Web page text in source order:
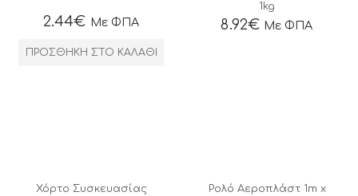
2.44€ Με ΦΠΑ
ΠΡΟΣΘΉΚΗ ΣΤΟ ΚΑΛΆΘΙ
1kg
8.92€ Με ΦΠΑ
Χόρτο Συσκευασίας
Ρολό Αεροπλάστ 1m x